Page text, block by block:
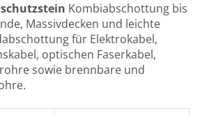
Kombiabschottung bis
Massivdecken und leichte
für Elektrokabel,
optischen Faserkabel,
sowie brennbare und